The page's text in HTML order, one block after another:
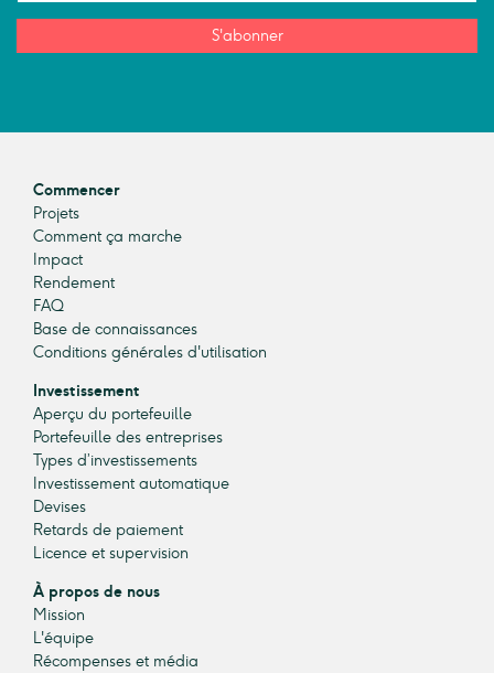
S'abonner
Commencer
Projets
Comment ça marche
Impact
Rendement
FAQ
Base de connaissances
Conditions générales d'utilisation
Investissement
Aperçu du portefeuille
Portefeuille des entreprises
Types d’investissements
Investissement automatique
Devises
Retards de paiement
Licence et supervision
À propos de nous
Mission
L'équipe
Récompenses et média